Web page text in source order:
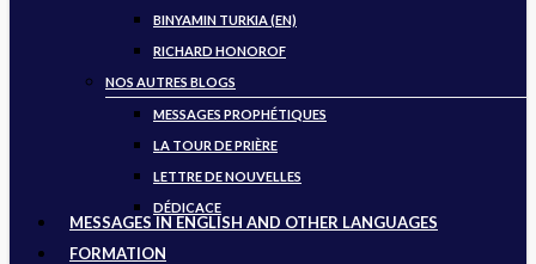
BINYAMIN TURKIA (EN)
RICHARD HONOROF
NOS AUTRES BLOGS
MESSAGES PROPHÉTIQUES
LA TOUR DE PRIÈRE
LETTRE DE NOUVELLES
DÉDICACE
MESSAGES IN ENGLISH AND OTHER LANGUAGES
FORMATION